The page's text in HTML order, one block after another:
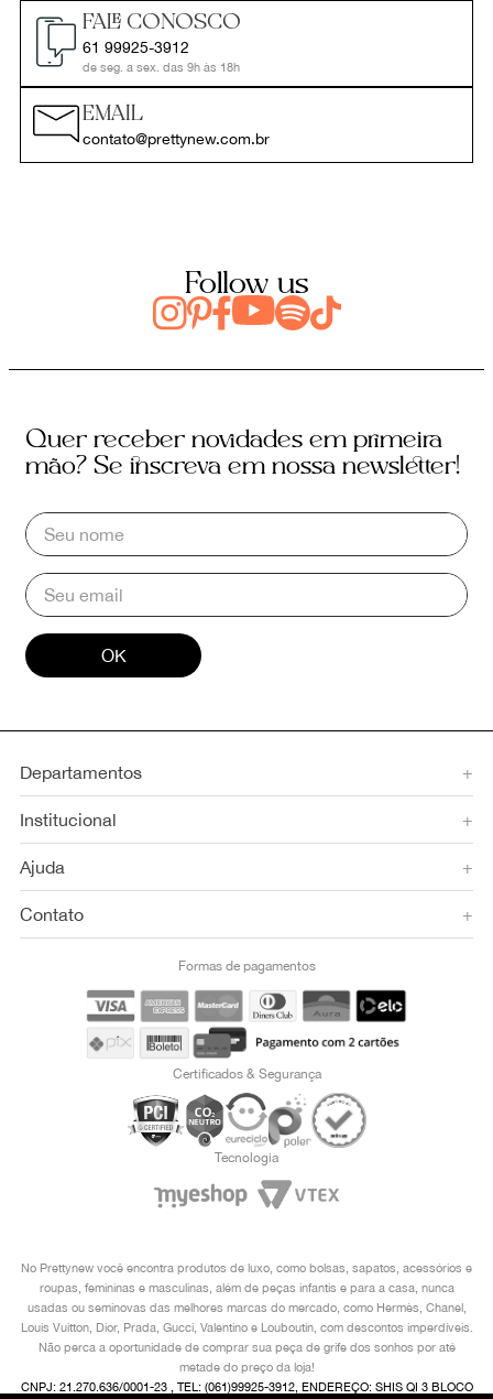
FALE CONOSCO
61 99925-3912
de seg. a sex. das 9h às 18h
EMAIL
contato@prettynew.com.br
Follow us
Quer receber novidades em primeira
mão? Se inscreva em nossa newsletter!
OK
Departamentos +
Institucional +
Ajuda +
Contato +
Formas de pagamentos
Certificados & Segurança
Tecnologia
No Prettynew você encontra produtos de luxo, como bolsas, sapatos, acessórios e
roupas, femininas e masculinas, além de peças infantis e para a casa, nunca
usadas ou seminovas das melhores marcas do mercado, como Hermès, Chanel,
Louis Vuitton, Dior, Prada, Gucci, Valentino e Louboutin, com descontos imperdíveis.
Não perca a oportunidade de comprar sua peça de grife dos sonhos por até
metade do preço da loja!
CNPJ: 21.270.636/0001-23 , TEL: (061)99925-3912, ENDEREÇO: SHIS QI 3 BLOCO